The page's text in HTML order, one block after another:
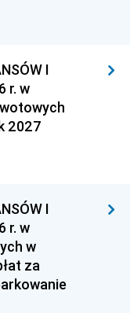
I
r. w
2027
I
r. w
w
za